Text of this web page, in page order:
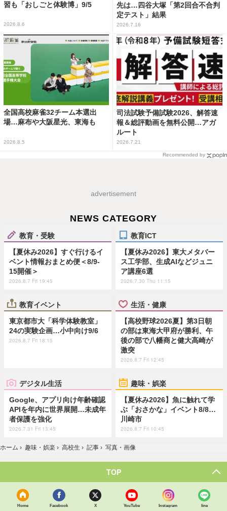
習も「おしごと体験博」9/5
2026.8.6
先は…四谷大塚「第2回合不合判
定テスト」結果
2026.7.16
全国高校麻雀32チーム本選出
場…麻布や大阪星光、東海も
2026.8.5
司法試験予備試験2026、解答速
報＆総評動画を無料公開…アガ
ルート
2026.7.21
Recommended by
advertisement
NEWS CATEGORY
教育・受験
【夏休み2026】すぐ行けるイ
ベント情報おまとめ便＜8/9-
15開催＞
2026.8.7 Fri 19:45
教育ICT
【夏休み2026】東大メタバー
ス工学部、生成AIなどジュニ
ア講座6選
2026.7.30 Thu 11:15
教育イベント
東京都市大「科学体験教室」
24の実験企画…小中向け9/6
2026.8.7 Fri 18:15
生活・健康
【高校野球2026夏】第3日朝
の部は東海大甲府が勝利、午
後の部で八幡商と健大高崎が
激突
2026.8.7 Fri 12:45
デジタル生活
Google、アプリ向け年齢確認
APIを年内に世界展開…未成年
者保護を強化
2026.7.31 Fri 13:45
趣味・娯楽
【夏休み2026】魚に触れて学
ぶ「おさかな」イベント8/8…
川崎市
2026.8.7 Fri 10:45
ホーム › 趣味・娯楽 › 高校生 › 記事 › 写真・画像
TOP
Home Facebook X YouTube Instagram line